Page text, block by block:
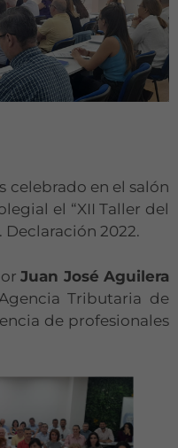
celebrado en el salón
el “XII Taller del
2022.
Juan José Aguilera
Tributaria de
de profesionales